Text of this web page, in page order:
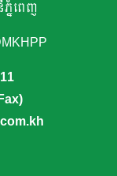
ភ្នំពេញ